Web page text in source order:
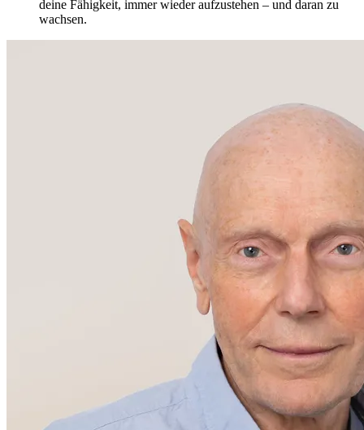
deine Fähigkeit, immer wieder aufzustehen – und daran zu
wachsen.